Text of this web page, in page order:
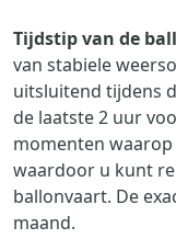
Tijdstip van de
van stabiele
uitsluitend tijdens
de laatste 2 uur
momenten
waardoor u kunt
ballonvaart. De
maand.